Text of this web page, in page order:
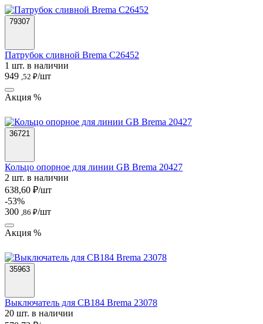
79307
Патрубок сливной Brema C26452
1 шт. в наличии
949 ,52 ₽/шт
Акция %
36721
Кольцо опорное для линии GB Brema 20427
2 шт. в наличии
638,60 ₽/шт
-53%
300 ,86 ₽/шт
Акция %
35963
Выключатель для CB184 Brema 23078
20 шт. в наличии